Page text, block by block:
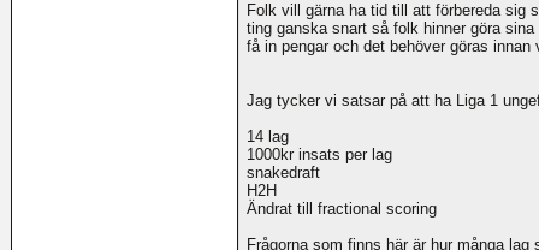
Folk vill gärna ha tid till att förbereda sig
ting ganska snart så folk hinner göra
få in pengar och det behöver göras
Jag tycker vi satsar på att ha Liga 1
14 lag
1000kr insats per lag
snakedraft
H2H
Ändrat till fractional scoring
Frågorna som finns här är hur många